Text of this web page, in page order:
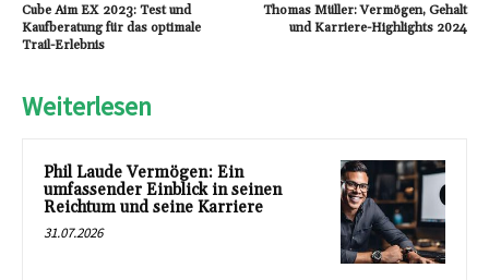
Cube Aim EX 2023: Test und
Kaufberatung für das optimale
Trail-Erlebnis
Thomas Müller: Vermögen, Gehalt
und Karriere-Highlights 2024
Weiterlesen
Phil Laude Vermögen: Ein
umfassender Einblick in seinen
Reichtum und seine Karriere
31.07.2026